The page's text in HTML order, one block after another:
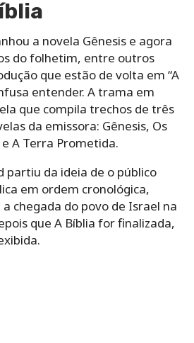
a novela Gênesis e agora
do folhetim, entre outros
que estão de volta em “A
entender. A trama em
que compila trechos de três
da emissora: Gênesis, Os
A Terra Prometida.
partiu da ideia de o público
em ordem cronológica,
chegada do povo de Israel na
que A Bíblia for finalizada,